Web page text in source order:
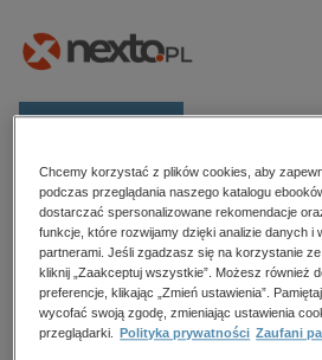
Kategorie
Zobacz wszystkie E-prasa
budownictwo, aranżacja
biznesowe, branżowe,
Strona główna Hans Joas
Hans Joas
Chcemy korzystać z plików cookies, aby
podczas przeglądania naszego katalogu
dostarczać spersonalizowane rekomendacje
funkcje, które rozwijamy dzięki analizie danych i
partnerami. Jeśli zgadzasz się na korzystanie
kliknij „Zaakceptuj wszystkie”. Możesz również
preferencje, klikając „Zmień ustawienia”.
wycofać swoją zgodę, zmieniając ustawienia
przeglądarki.
Polityka prywatności Zaufani